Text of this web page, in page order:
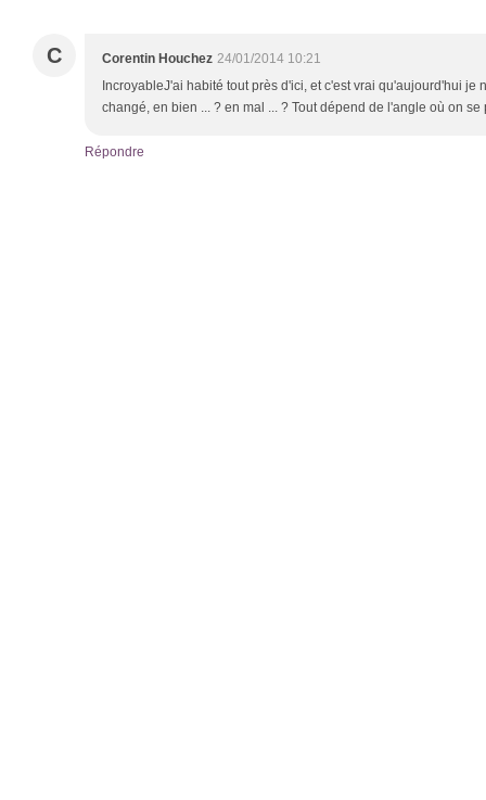
C Corentin Houchez 24/01/2014 10:21
IncroyableJ'ai habité tout près d'ici, et c'est vrai qu'aujourd'hui je
changé, en bien ... ? en mal ... ? Tout dépend de l'angle où on se
Répondre